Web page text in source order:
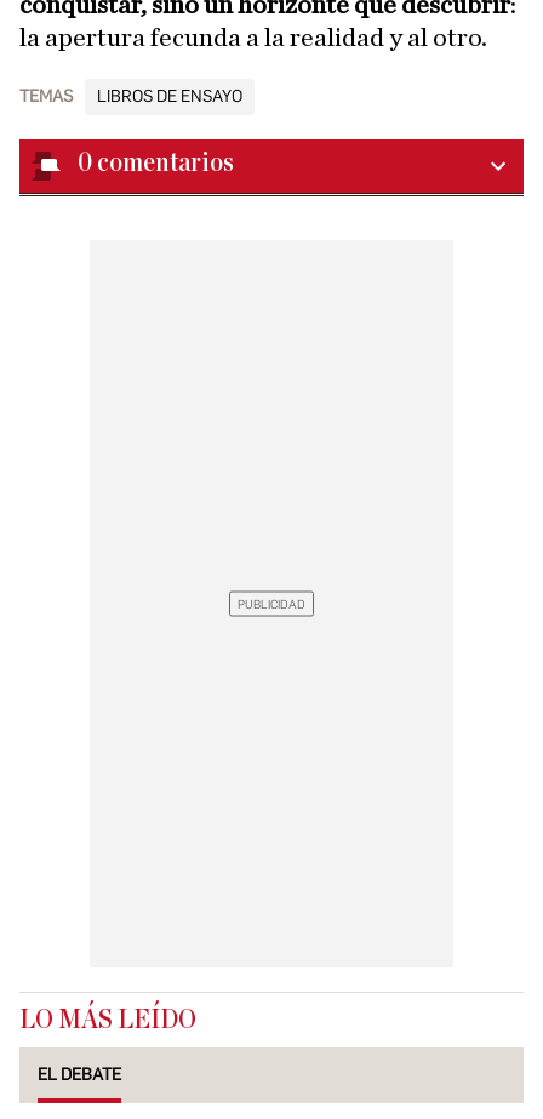
la apertura fecunda a la realidad y al otro.
TEMAS LIBROS DE ENSAYO
0 comentarios
LO MÁS LEÍDO
EL DEBATE